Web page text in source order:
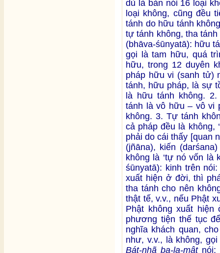
dù là bản nói 16 loại
loại không, cũng đều
tánh do hữu tánh
tự tánh không, tha
(bhāva-śūnyatā): hữu
gọi là tam hữu, quá
hữu, trong 12 duyên
pháp hữu vi (sanh tử)
tánh, hữu pháp, là sự
là hữu tánh không. 2.
tánh là vô hữu – vô vi
không. 3. Tự tánh
cả pháp đều là không,
phải do cái thấy [quan
(jñāna), kiến
không là ‘tự nó vốn là
śūnyatā): kinh trên
xuất hiện ở đời, thì
tha tánh cho nên
thật tế, v.v., nếu Phật
Phật không xuất
phương tiện thế tục
nghĩa khách quan,
như, v.v., là không,
Bát-nhã ba-la-mậtnói: